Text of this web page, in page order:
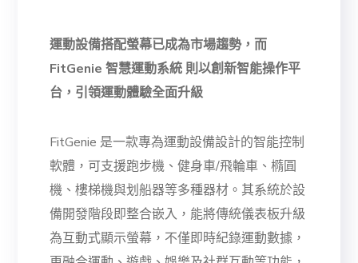
運動設備搭配螢幕已成為市場趨勢，而
FitGenie 智慧運動系統 則以創新智能操作平
台，引領運動體驗全面升級
FitGenie 是一款專為運動設備設計的智能控制
軟體，可支援跑步機、健身車/飛輪車、橢圓
機、樓梯機與划船器等多種器材。其系統於設
備開發階段即整合嵌入，能將傳統儀表板升級
為互動式顯示螢幕，不僅即時紀錄運動數據，